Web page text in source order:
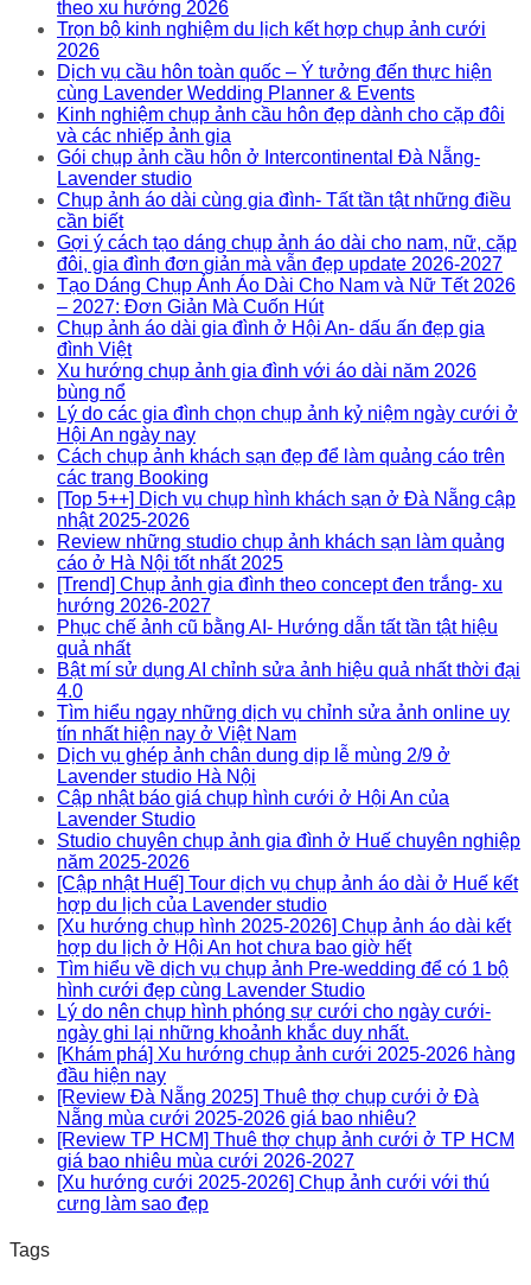
theo xu hướng 2026
Trọn bộ kinh nghiệm du lịch kết hợp chụp ảnh cưới
2026
Dịch vụ cầu hôn toàn quốc – Ý tưởng đến thực hiện
cùng Lavender Wedding Planner & Events
Kinh nghiệm chụp ảnh cầu hôn đẹp dành cho cặp đôi
và các nhiếp ảnh gia
Gói chụp ảnh cầu hôn ở Intercontinental Đà Nẵng-
Lavender studio
Chụp ảnh áo dài cùng gia đình- Tất tần tật những điều
cần biết
Gợi ý cách tạo dáng chụp ảnh áo dài cho nam, nữ, cặp
đôi, gia đình đơn giản mà vẫn đẹp update 2026-2027
Tạo Dáng Chụp Ảnh Áo Dài Cho Nam và Nữ Tết 2026
– 2027: Đơn Giản Mà Cuốn Hút
Chụp ảnh áo dài gia đình ở Hội An- dấu ấn đẹp gia
đình Việt
Xu hướng chụp ảnh gia đình với áo dài năm 2026
bùng nổ
Lý do các gia đình chọn chụp ảnh kỷ niệm ngày cưới ở
Hội An ngày nay
Cách chụp ảnh khách sạn đẹp để làm quảng cáo trên
các trang Booking
[Top 5++] Dịch vụ chụp hình khách sạn ở Đà Nẵng cập
nhật 2025-2026
Review những studio chụp ảnh khách sạn làm quảng
cáo ở Hà Nội tốt nhất 2025
[Trend] Chụp ảnh gia đình theo concept đen trắng- xu
hướng 2026-2027
Phục chế ảnh cũ bằng AI- Hướng dẫn tất tần tật hiệu
quả nhất
Bật mí sử dụng AI chỉnh sửa ảnh hiệu quả nhất thời đại
4.0
Tìm hiểu ngay những dịch vụ chỉnh sửa ảnh online uy
tín nhất hiện nay ở Việt Nam
Dịch vụ ghép ảnh chân dung dịp lễ mùng 2/9 ở
Lavender studio Hà Nội
Cập nhật báo giá chụp hình cưới ở Hội An của
Lavender Studio
Studio chuyên chụp ảnh gia đình ở Huế chuyên nghiệp
năm 2025-2026
[Cập nhật Huế] Tour dịch vụ chụp ảnh áo dài ở Huế kết
hợp du lịch của Lavender studio
[Xu hướng chụp hình 2025-2026] Chụp ảnh áo dài kết
hợp du lịch ở Hội An hot chưa bao giờ hết
Tìm hiểu về dịch vụ chụp ảnh Pre-wedding để có 1 bộ
hình cưới đẹp cùng Lavender Studio
Lý do nên chụp hình phóng sự cưới cho ngày cưới-
ngày ghi lại những khoảnh khắc duy nhất.
[Khám phá] Xu hướng chụp ảnh cưới 2025-2026 hàng
đầu hiện nay
[Review Đà Nẵng 2025] Thuê thợ chụp cưới ở Đà
Nẵng mùa cưới 2025-2026 giá bao nhiêu?
[Review TP HCM] Thuê thợ chụp ảnh cưới ở TP HCM
giá bao nhiêu mùa cưới 2026-2027
[Xu hướng cưới 2025-2026] Chụp ảnh cưới với thú
cưng làm sao đẹp
Tags